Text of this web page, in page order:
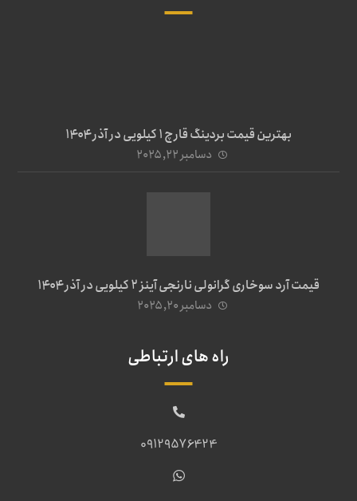
بهترین قیمت بردینگ قارچ 1 کیلویی در آذر ۱۴۰۴
دسامبر ۲۲, ۲۰۲۵
قیمت آرد سوخاری گرانولی نارنجی آینز ۲ کیلویی در آذر ۱۴۰۴
دسامبر ۲۰, ۲۰۲۵
راه های ارتباطی
09129576424